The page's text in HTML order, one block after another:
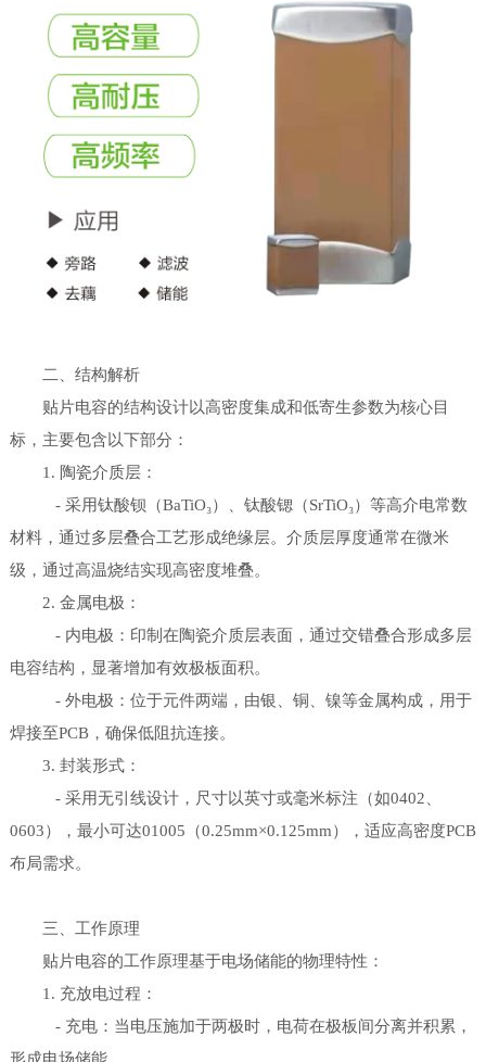
二、结构解析
贴片电容的结构设计以高密度集成和低寄生参数为核心目
标，主要包含以下部分：
1. 陶瓷介质层：
- 采用钛酸钡（BaTiO₃）、钛酸锶（SrTiO₃）等高介电常数
材料，通过多层叠合工艺形成绝缘层。介质层厚度通常在微米
级，通过高温烧结实现高密度堆叠。
2. 金属电极：
- 内电极：印制在陶瓷介质层表面，通过交错叠合形成多层
电容结构，显著增加有效极板面积。
- 外电极：位于元件两端，由银、铜、镍等金属构成，用于
焊接至PCB，确保低阻抗连接。
3. 封装形式：
- 采用无引线设计，尺寸以英寸或毫米标注（如0402、
0603），最小可达01005（0.25mm×0.125mm），适应高密度PCB
布局需求。
三、工作原理
贴片电容的工作原理基于电场储能的物理特性：
1. 充放电过程：
- 充电：当电压施加于两极时，电荷在极板间分离并积累，